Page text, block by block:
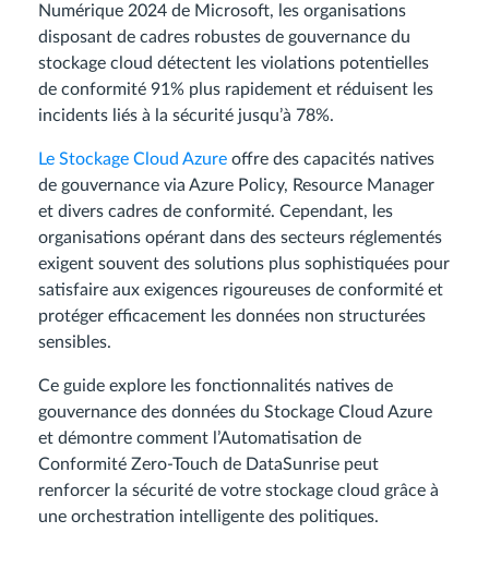
Numérique 2024 de Microsoft, les organisations
disposant de cadres robustes de gouvernance du
stockage cloud détectent les violations potentielles
de conformité 91% plus rapidement et réduisent les
incidents liés à la sécurité jusqu’à 78%.
Le Stockage Cloud Azure offre des capacités natives
de gouvernance via Azure Policy, Resource Manager
et divers cadres de conformité. Cependant, les
organisations opérant dans des secteurs réglementés
exigent souvent des solutions plus sophistiquées pour
satisfaire aux exigences rigoureuses de conformité et
protéger efficacement les données non structurées
sensibles.
Ce guide explore les fonctionnalités natives de
gouvernance des données du Stockage Cloud Azure
et démontre comment l’Automatisation de
Conformité Zero-Touch de DataSunrise peut
renforcer la sécurité de votre stockage cloud grâce à
une orchestration intelligente des politiques.